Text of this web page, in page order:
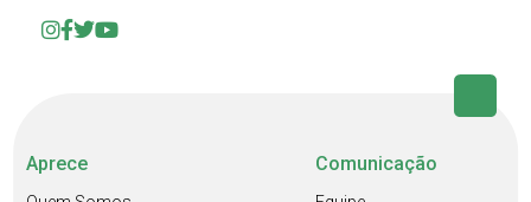
Aprece Comunicação